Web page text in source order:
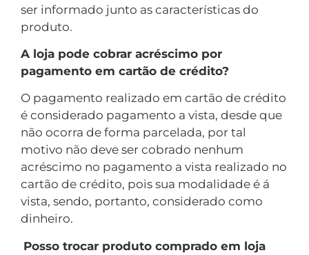
ser informado junto as características do
produto.
A loja pode cobrar acréscimo por
pagamento em cartão de crédito?
O pagamento realizado em cartão de crédito
é considerado pagamento a vista, desde que
não ocorra de forma parcelada, por tal
motivo não deve ser cobrado nenhum
acréscimo no pagamento a vista realizado no
cartão de crédito, pois sua modalidade é á
vista, sendo, portanto, considerado como
dinheiro.
Posso trocar produto comprado em loja